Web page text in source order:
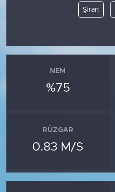
Şiran
NEM
%75
RÜZGAR
0.83 M/S